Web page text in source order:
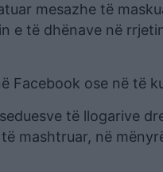
mesazhe të
të dhënave në
Facebook ose në të
të llogarive
mashtruar, në